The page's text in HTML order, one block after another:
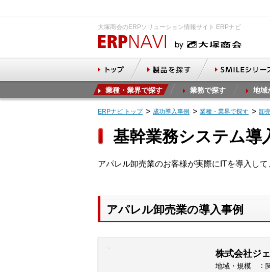
大塚商会のERPソリューション情報サイト ERPナビ
業種・業界で探す 業務で探す 地域
ERPナビ トップ 成功導入事例 業種・業界で探す 卸
基幹業務システム導
アパレル卸売業のお客様が実際にITを導入し
アパレル卸売業の導入事例
株式会社ジ
地域・規模